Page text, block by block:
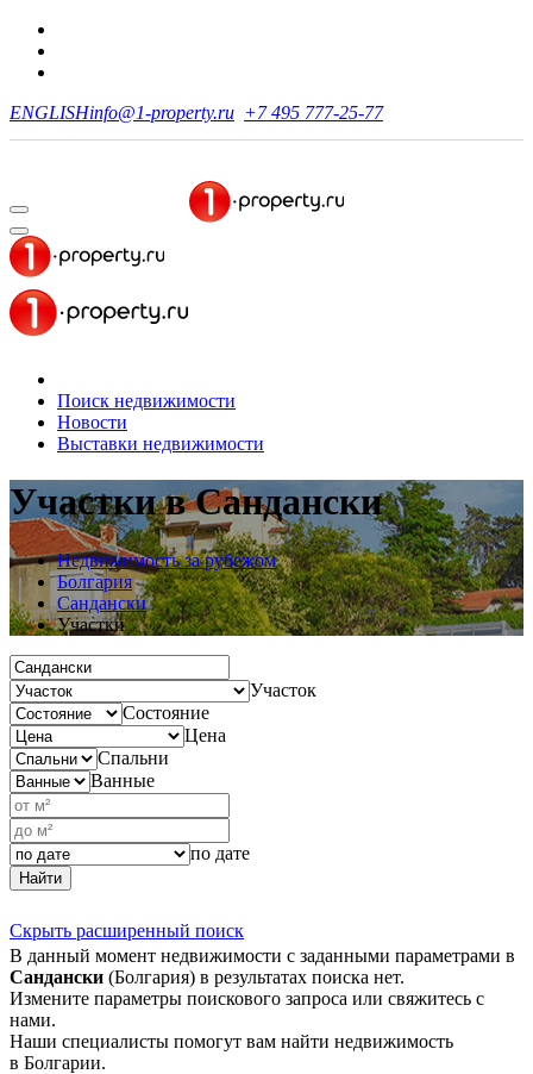
ENGLISHinfo@1-property.ru +7 495 777-25-77
Поиск недвижимости
Новости
Выставки недвижимости
Участкив Сандански
Недвижимость за рубежом
Болгария
Сандански
Участки
Участок
Состояние
Цена
Спальни
Ванные
по дате
Найти
Скрыть расширенный поиск
В данный момент недвижимости с заданными параметрами в
Сандански (Болгария) в результатах поиска нет.
Измените параметры поискового запроса или свяжитесь с
нами.
Наши специалисты помогут вам найти недвижимость
в Болгарии.